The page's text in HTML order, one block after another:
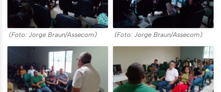
(Foto: Jorge Braun/Assecom) (Foto: Jorge Braun/Assecom)